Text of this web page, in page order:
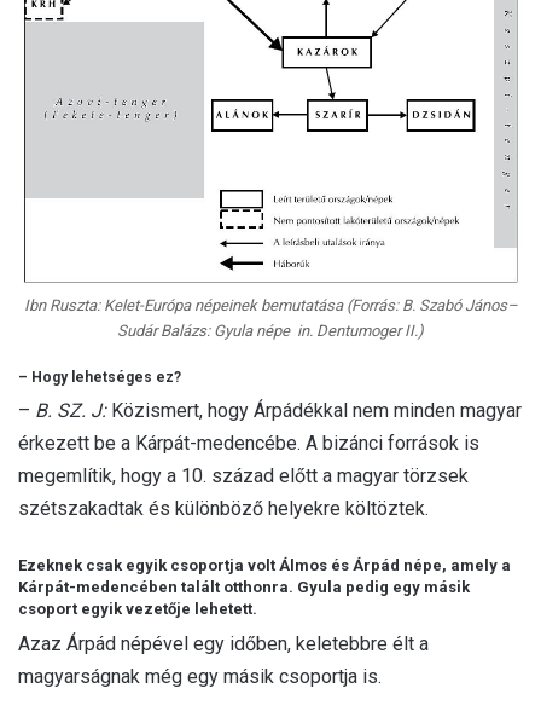
Ibn Ruszta: Kelet-Európa népeinek bemutatása (Forrás: B. Szabó János–
Sudár Balázs: Gyula népe in. Dentumoger II.)
– Hogy lehetséges ez?
– B. SZ. J:Közismert, hogy Árpádékkal nem minden magyar
érkezett be a Kárpát-medencébe. A bizánci források is
megemlítik, hogy a 10. század előtt a magyar törzsek
szétszakadtak és különböző helyekre költöztek.
Ezeknek csak egyik csoportja volt Álmos és Árpád népe, amely a
Kárpát-medencében talált otthonra. Gyula pedig egy másik
csoport egyik vezetője lehetett.
Azaz Árpád népével egy időben, keletebbre élt a
magyarságnak még egy másik csoportja is.